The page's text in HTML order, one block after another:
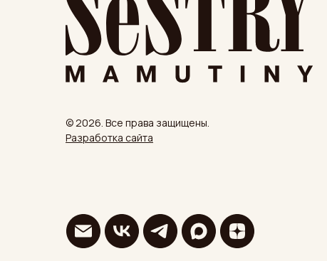
© 2026. Все права защищены.
Разработка сайта